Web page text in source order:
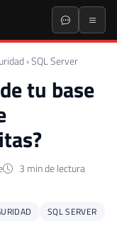
›SQL Server
tu base
3 min de lectura
SQL SERVER